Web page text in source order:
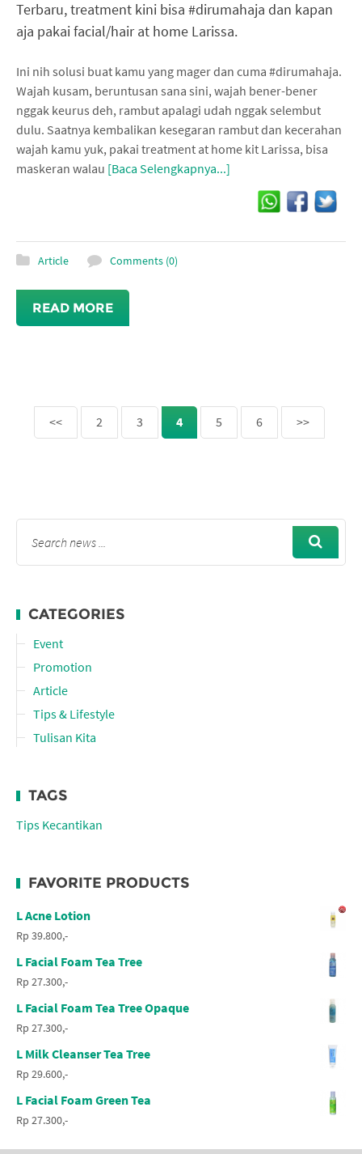
Terbaru, treatment kini bisa #dirumahaja dan kapan
aja pakai facial/hair at home Larissa.
Ini nih solusi buat kamu yang mager dan cuma #dirumahaja.
Wajah kusam, beruntusan sana sini, wajah bener-bener
nggak keurus deh, rambut apalagi udah nggak selembut
dulu. Saatnya kembalikan kesegaran rambut dan kecerahan
wajah kamu yuk, pakai treatment at home kit Larissa, bisa
maskeran walau [Baca Selengkapnya...]
Article Comments (0)
READ MORE
<< 2 3 4 5 6 >>
CATEGORIES
Event
Promotion
Article
Tips & Lifestyle
Tulisan Kita
TAGS
Tips Kecantikan
FAVORITE PRODUCTS
L Acne Lotion
Rp 39.800,-
L Facial Foam Tea Tree
Rp 27.300,-
L Facial Foam Tea Tree Opaque
Rp 27.300,-
L Milk Cleanser Tea Tree
Rp 29.600,-
L Facial Foam Green Tea
Rp 27.300,-